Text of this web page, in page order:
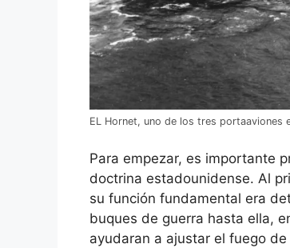
EL Hornet, uno de los tres portaaviones
Para empezar, es importante
doctrina estadounidense. Al
su función fundamental era
buques de guerra hasta ella,
ayudaran a ajustar el fuego